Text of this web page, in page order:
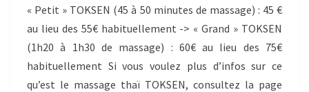
« Petit » TOKSEN (45 à 50 minutes de massage) : 45 €
au lieu des 55€ habituellement -> « Grand » TOKSEN
(1h20 à 1h30 de massage) : 60€ au lieu des 75€
habituellement Si vous voulez plus d’infos sur ce
qu’est le massage thaï TOKSEN, consultez la page